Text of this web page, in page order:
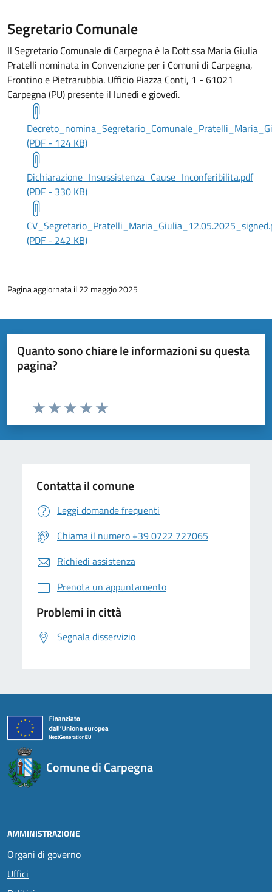
Segretario Comunale
Il Segretario Comunale di Carpegna è la Dott.ssa Maria Giulia
Pratelli nominata in Convenzione per i Comuni di Carpegna,
Frontino e Pietrarubbia. Ufficio Piazza Conti, 1 - 61021
Carpegna (PU) presente il lunedì e giovedì.
(PDF - 124 KB)
Dichiarazione_Insussistenza_Cause_Inconferibilita.pdf
(PDF - 330 KB)
(PDF - 242 KB)
Pagina aggiornata il 22 maggio 2025
Quanto sono chiare le informazioni su questa
pagina?
Valuta da 1 a 5 stelle la pagina
Valuta 5 stelle su 5
Valuta 4 stelle su 5
Valuta 3 stelle su 5
Valuta 2 stelle su 5
Valuta 1 stelle su 5
Contatta il comune
Leggi domande frequenti
Chiama il numero +39 0722 727065
Richiedi assistenza
Prenota un appuntamento
Problemi in città
Segnala disservizio
Comune di Carpegna
AMMINISTRAZIONE
Organi di governo
Uffici